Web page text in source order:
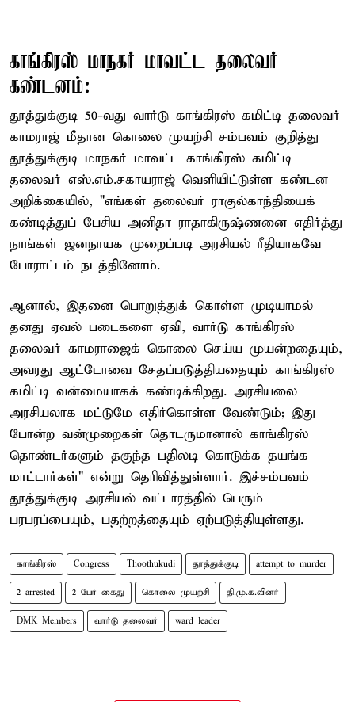
காங்கிரஸ் மாநகர் மாவட்ட தலைவர்
கண்டனம்:
தூத்துக்குடி 50-வது வார்டு காங்கிரஸ் கமிட்டி தலைவர்
காமராஜ் மீதான கொலை முயற்சி சம்பவம் குறித்து
தூத்துக்குடி மாநகர் மாவட்ட காங்கிரஸ் கமிட்டி
தலைவர் எஸ்.எம்.சகாயராஜ் வெளியிட்டுள்ள கண்டன
அறிக்கையில், "எங்கள் தலைவர் ராகுல்காந்தியைக்
கண்டித்துப் பேசிய அனிதா ராதாகிருஷ்ணனை எதிர்த்து
நாங்கள் ஜனநாயக முறைப்படி அரசியல் ரீதியாகவே
போராட்டம் நடத்தினோம்.
ஆனால், இதனை பொறுத்துக் கொள்ள முடியாமல்
தனது ஏவல் படைகளை ஏவி, வார்டு காங்கிரஸ்
தலைவர் காமராஜைக் கொலை செய்ய முயன்றதையும்,
அவரது ஆட்டோவை சேதப்படுத்தியதையும் காங்கிரஸ்
கமிட்டி வன்மையாகக் கண்டிக்கிறது. அரசியலை
அரசியலாக மட்டுமே எதிர்கொள்ள வேண்டும்; இது
போன்ற வன்முறைகள் தொடருமானால் காங்கிரஸ்
தொண்டர்களும் தகுந்த பதிலடி கொடுக்க தயங்க
மாட்டார்கள்" என்று தெரிவித்துள்ளார். இச்சம்பவம்
தூத்துக்குடி அரசியல் வட்டாரத்தில் பெரும்
பரபரப்பையும், பதற்றத்தையும் ஏற்படுத்தியுள்ளது.
காங்கிரஸ் Congress Thoothukudi தூத்துக்குடி attempt to murder
2 arrested 2 பேர் கைது கொலை முயற்சி தி.மு.க.வினர்
DMK Members வார்டு தலைவர் ward leader